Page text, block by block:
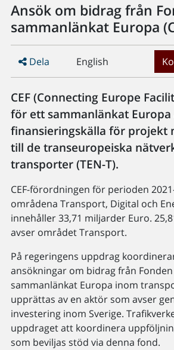
Ansök om bidrag från
sammanlänkat Europa
Dela English
CEF (Connecting Europe
för ett sammanlänkat
finansieringskälla för projekt
till de transeuropeiska
transporter (TEN-T).
CEF-förordningen för perioden
områdena Transport, Digital och
innehåller 33,71 miljarder Euro.
avser området Transport.
På regeringens uppdrag
ansökningar om bidrag från
sammanlänkat Europa inom
upprättas av en aktör som avser
investering inom Sverige.
uppdraget att koordinera
som beviljas stöd via denna fond.